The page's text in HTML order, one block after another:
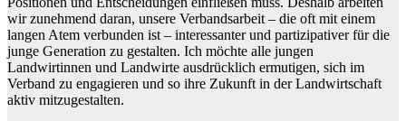
wir zunehmend daran, unsere Verbandsarbeit – die oft mit einem
langen Atem verbunden ist – interessanter und partizipativer für die
junge Generation zu gestalten. Ich möchte alle jungen
Landwirtinnen und Landwirte ausdrücklich ermutigen, sich im
Verband zu engagieren und so ihre Zukunft in der Landwirtschaft
aktiv mitzugestalten.